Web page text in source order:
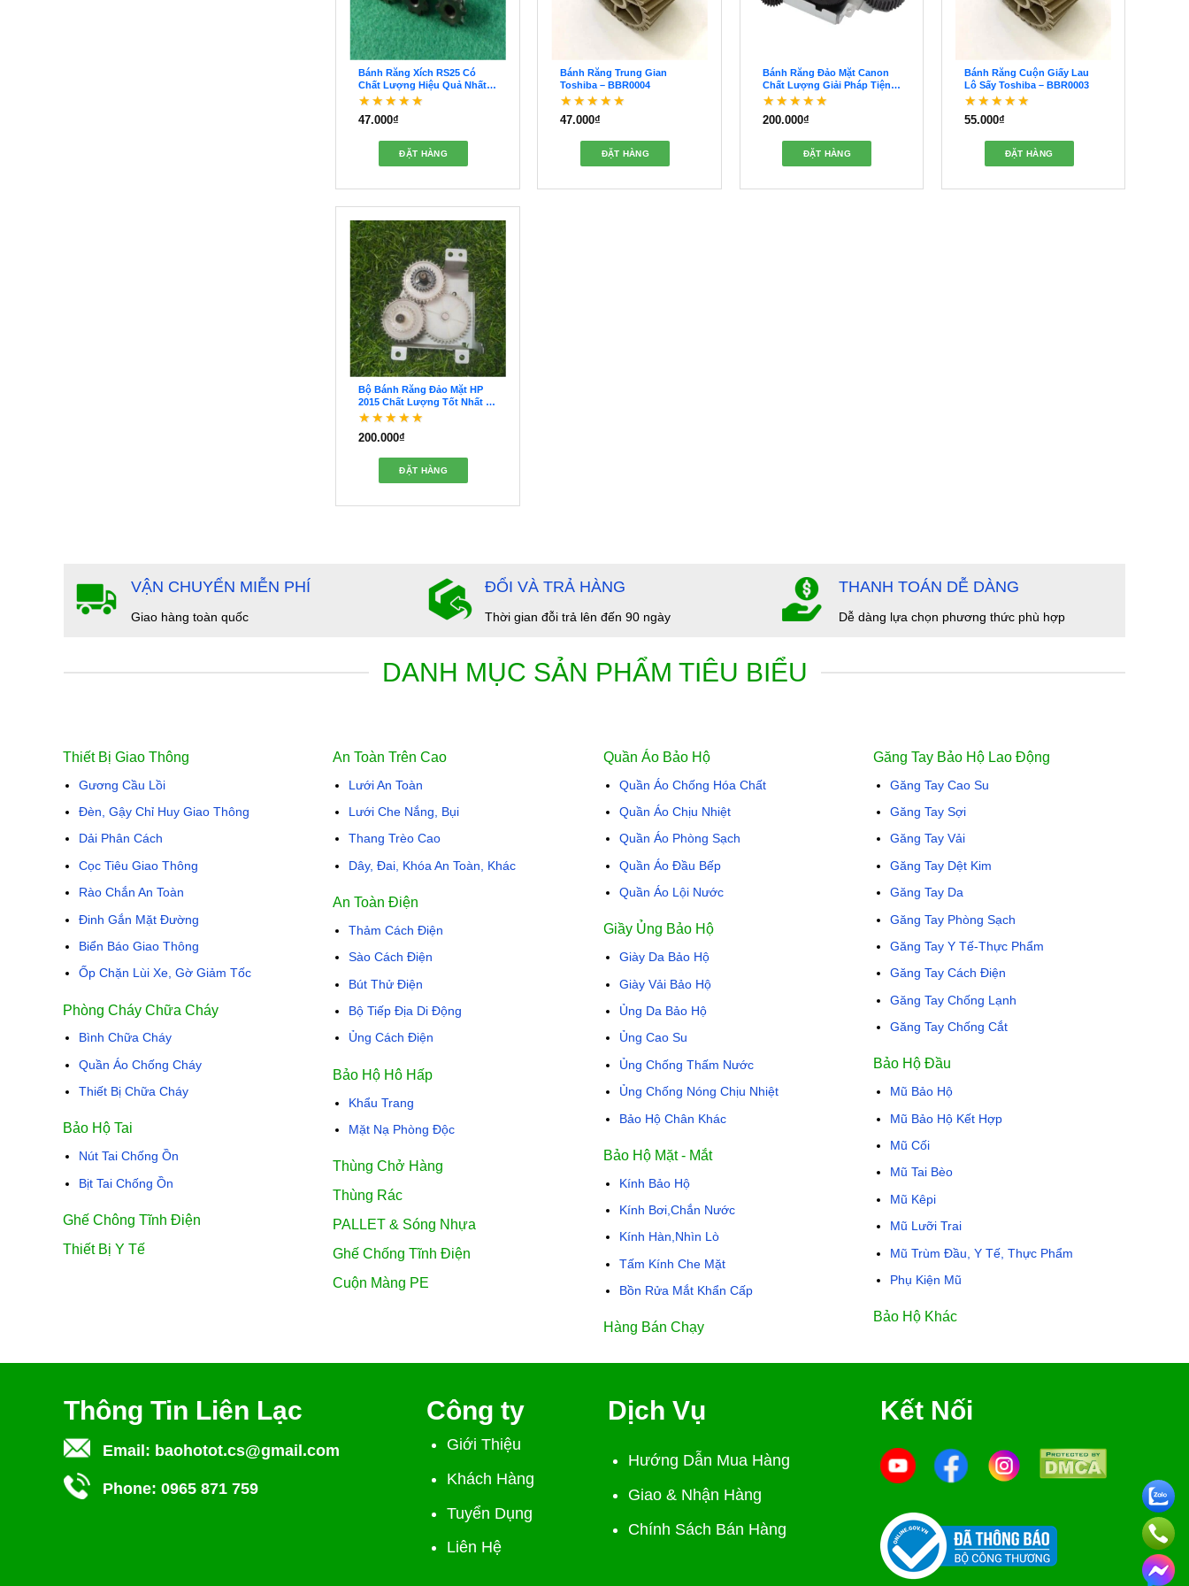
Bánh Răng Xích RS25 Có
Chất Lượng Hiệu Quả Nhất –
BTD0003
Được xếp hạng
47.000₫
ĐẶT HÀNG
Bánh Răng Trung Gian
Toshiba – BBR0004
Được xếp hạng
47.000₫
ĐẶT HÀNG
Bánh Răng Đảo Mặt Canon
Chất Lượng Giải Pháp Tiện
Lợi – BBR0002
Được xếp hạng
200.000₫
ĐẶT HÀNG
Bánh Răng Cuộn Giấy Lau
Lô Sấy Toshiba – BBR0003
Được xếp hạng
55.000₫
ĐẶT HÀNG
Bộ Bánh Răng Đảo Mặt HP
2015 Chất Lượng Tốt Nhất –
BBR0001
Được xếp hạng
200.000₫
ĐẶT HÀNG
VẬN CHUYỂN MIỄN PHÍ
Giao hàng toàn quốc
ĐỔI VÀ TRẢ HÀNG
Thời gian đỗi trả lên đến 90 ngày
THANH TOÁN DỄ DÀNG
Dễ dàng lựa chọn phương thức phù hợp
DANH MỤC SẢN PHẨM TIÊU BIỂU
Thiết Bị Giao Thông
Gương Cầu Lồi
Đèn, Gậy Chỉ Huy Giao Thông
Dải Phân Cách
Cọc Tiêu Giao Thông
Rào Chắn An Toàn
Đinh Gắn Mặt Đường
Biển Báo Giao Thông
Ốp Chặn Lùi Xe, Gờ Giảm Tốc
Phòng Cháy Chữa Cháy
Bình Chữa Cháy
Quần Áo Chống Cháy
Thiết Bị Chữa Cháy
Bảo Hộ Tai
Nút Tai Chống Ồn
Bịt Tai Chống Ồn
Ghế Chông Tĩnh Điện
Thiết Bị Y Tế
An Toàn Trên Cao
Lưới An Toàn
Lưới Che Nắng, Bụi
Thang Trèo Cao
Dây, Đai, Khóa An Toàn, Khác
An Toàn Điện
Thảm Cách Điện
Sào Cách Điện
Bút Thử Điện
Bộ Tiếp Địa Di Động
Ủng Cách Điện
Bảo Hộ Hô Hấp
Khẩu Trang
Mặt Nạ Phòng Độc
Thùng Chở Hàng
Thùng Rác
PALLET & Sóng Nhựa
Ghế Chống Tĩnh Điện
Cuộn Màng PE
Quần Áo Bảo Hộ
Quần Áo Chống Hóa Chất
Quần Áo Chịu Nhiệt
Quần Áo Phòng Sạch
Quần Áo Đầu Bếp
Quần Áo Lội Nước
Giầy Ủng Bảo Hộ
Giày Da Bảo Hộ
Giày Vải Bảo Hộ
Ủng Da Bảo Hộ
Ủng Cao Su
Ủng Chống Thấm Nước
Ủng Chống Nóng Chịu Nhiệt
Bảo Hộ Chân Khác
Bảo Hộ Mặt - Mắt
Kính Bảo Hộ
Kính Bơi,Chắn Nước
Kính Hàn,Nhìn Lò
Tấm Kính Che Mặt
Bồn Rửa Mắt Khẩn Cấp
Hàng Bán Chạy
Găng Tay Bảo Hộ Lao Động
Găng Tay Cao Su
Găng Tay Sợi
Găng Tay Vải
Găng Tay Dệt Kim
Găng Tay Da
Găng Tay Phòng Sạch
Găng Tay Y Tế-Thực Phẩm
Găng Tay Cách Điện
Găng Tay Chống Lạnh
Găng Tay Chống Cắt
Bảo Hộ Đầu
Mũ Bảo Hộ
Mũ Bảo Hộ Kết Hợp
Mũ Cối
Mũ Tai Bèo
Mũ Kêpi
Mũ Lưỡi Trai
Mũ Trùm Đầu, Y Tế, Thực Phẩm
Phụ Kiện Mũ
Bảo Hộ Khác
Thông Tin Liên Lạc
Email: baohotot.cs@gmail.com
Phone: 0965 871 759
Công ty
Giới Thiệu
Khách Hàng
Tuyển Dụng
Liên Hệ
Dịch Vụ
Hướng Dẫn Mua Hàng
Giao & Nhận Hàng
Chính Sách Bán Hàng
Kết Nối